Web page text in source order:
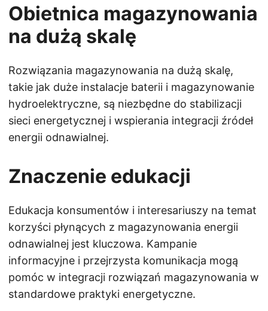
Obietnica magazynowania
na dużą skalę
Rozwiązania magazynowania na dużą skalę,
takie jak duże instalacje baterii i magazynowanie
hydroelektryczne, są niezbędne do stabilizacji
sieci energetycznej i wspierania integracji źródeł
energii odnawialnej.
Znaczenie edukacji
Edukacja konsumentów i interesariuszy na temat
korzyści płynących z magazynowania energii
odnawialnej jest kluczowa. Kampanie
informacyjne i przejrzysta komunikacja mogą
pomóc w integracji rozwiązań magazynowania w
standardowe praktyki energetyczne.